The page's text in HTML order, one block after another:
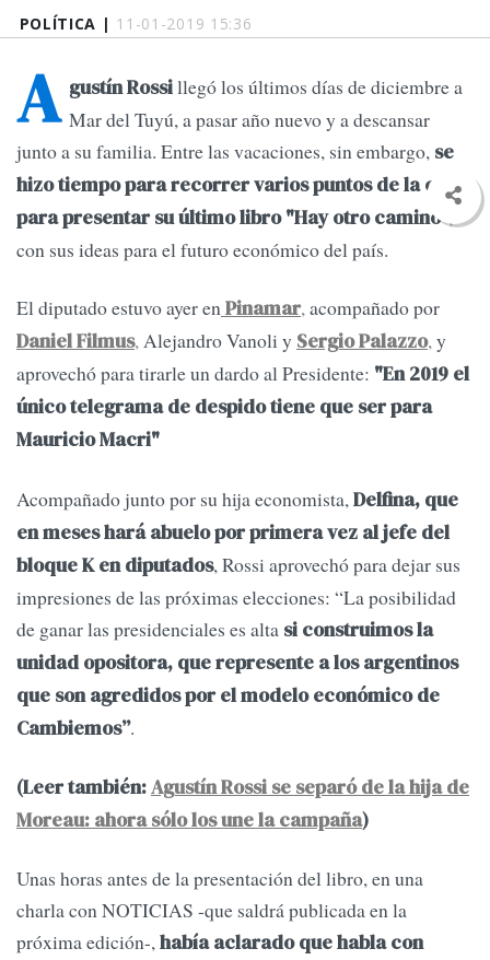
POLÍTICA | 11-01-2019 15:36
A gustín Rossillegó los últimos días de diciembre a
Mar del Tuyú, a pasar año nuevo y a descansar
junto a su familia. Entre las vacaciones, sin embargo, se
hizo tiempo para recorrer varios puntos de la costa
para presentar su último libro "Hay otro camino",
con sus ideas para el futuro económico del país.
El diputado estuvo ayer enPinamar,acompañado por
Daniel Filmus,Alejandro Vanoli y Sergio Palazzo,y
aprovechó para tirarle un dardo al Presidente: "En 2019 el
único telegrama de despido tiene que ser para
Mauricio Macri"
Acompañado junto por su hija economista,Delfina, que
en meses hará abuelo por primera vez al jefe del
bloque K en diputados, Rossi aprovechó para dejar sus
impresiones de las próximas elecciones: “La posibilidad
de ganar las presidenciales es alta si construimos la
unidad opositora, que represente a los argentinos
que son agredidos por el modelo económico de
Cambiemos”.
(Leer también:Agustín Rossi se separó de la hija de
Moreau: ahora sólo los une la campaña)
Unas horas antes de la presentación del libro, en una
charla con NOTICIAS -que saldrá publicada en la
próxima edición-,había aclarado que habla con